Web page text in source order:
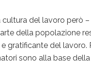
cultura del lavoro però
della popolazione
gratificante del lavoro.
sono alla base